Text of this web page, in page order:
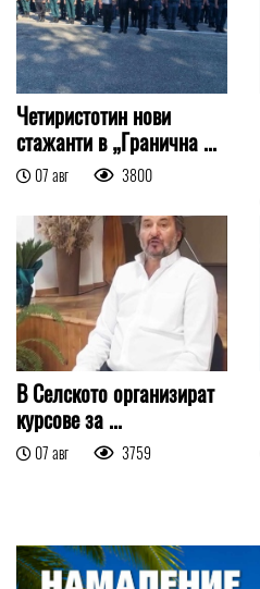
Четиристотин нови
стажанти в „Гранична ...
07 авг 3800
В Селското организират
курсове за ...
07 авг 3759